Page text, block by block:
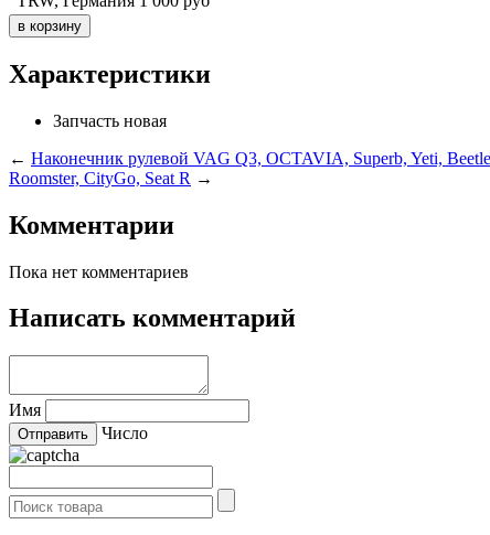
Характеристики
Запчасть новая
← Наконечник рулевой VAG Q3, OCTAVIA, Superb, Yeti,
Roomster, CityGo, Seat R →
Комментарии
Пока нет комментариев
Написать комментарий
Имя
Число